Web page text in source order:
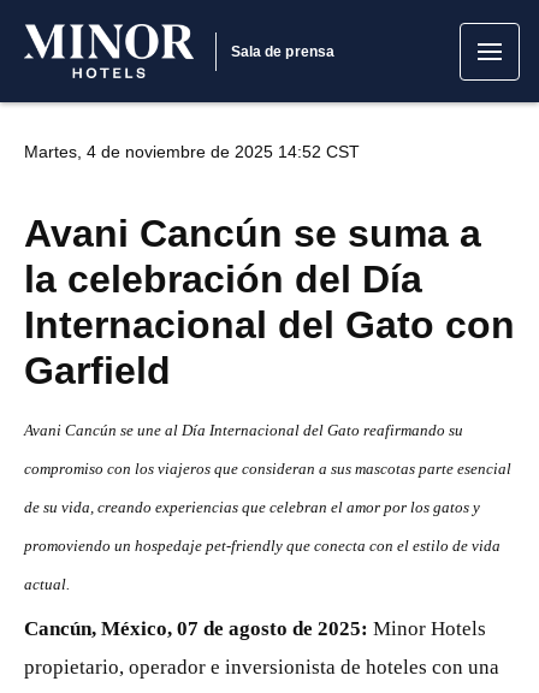
Sala de prensa
Martes, 4 de noviembre de 2025 14:52 CST
Avani Cancún se suma a
la celebración del Día
Internacional del Gato con
Garfield
Avani Cancún se une al Día Internacional del Gato reafirmando su
compromiso con los viajeros que consideran a sus mascotas parte esencial
de su vida, creando experiencias que celebran el amor por los gatos y
promoviendo un hospedaje pet-friendly que conecta con el estilo de vida
actual.
Cancún, México, 07 de agosto de 2025: Minor Hotels
propietario, operador e inversionista de hoteles con una